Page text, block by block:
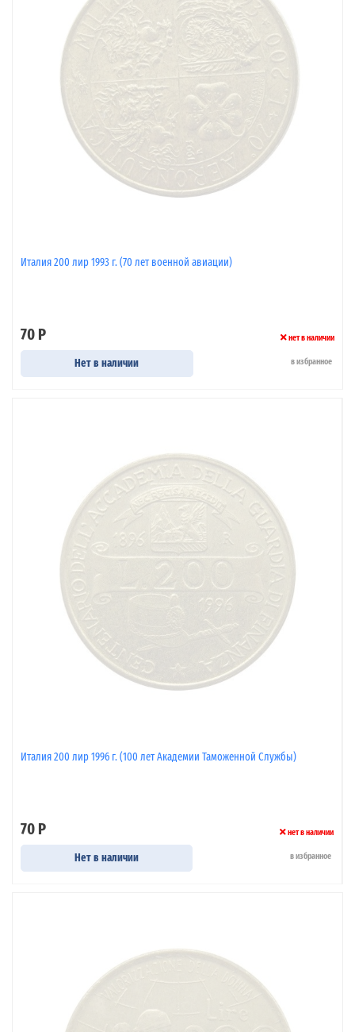
Италия 200 лир 1993 г. (70 лет военной авиации)
70 Р нет в наличии
Нет в наличии в избранное
Италия 200 лир 1996 г. (100 лет Академии Таможенной Службы)
70 Р нет в наличии
Нет в наличии в избранное